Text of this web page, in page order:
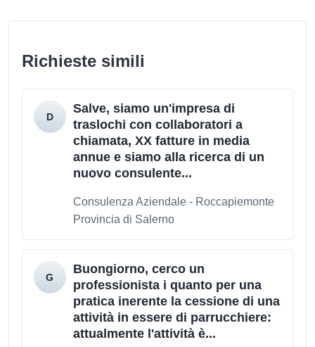
Richieste simili
Salve, siamo un'impresa di
traslochi con collaboratori a
chiamata, XX fatture in media
annue e siamo alla ricerca di un
nuovo consulente...
Consulenza Aziendale - Roccapiemonte
Provincia di Salerno
Buongiorno, cerco un
professionista i quanto per una
pratica inerente la cessione di una
attività in essere di parrucchiere:
attualmente l'attività è...